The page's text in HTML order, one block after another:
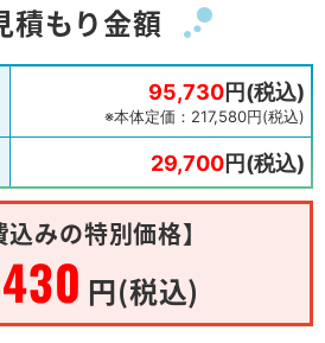
積もり金額
95,730円(税込)
※本体定価：217,580円(税込)
29,700円(税込)
込みの特別価格】
円(税込)